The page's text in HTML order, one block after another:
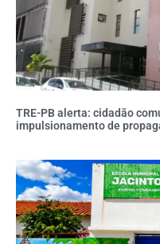
TRE-PB alerta: cidadão
impulsionamento de